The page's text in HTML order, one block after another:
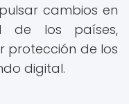
cambios en
de los países,
protección de los
digital.